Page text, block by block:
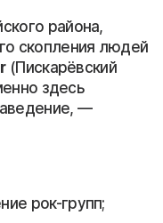
района,
скопления людей
(Пискарёвский
здесь
—
рок-групп;